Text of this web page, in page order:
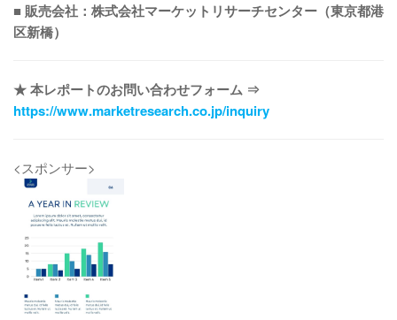
■ 販売会社：株式会社マーケットリサーチセンター（東京都港
区新橋）
★ 本レポートのお問い合わせフォーム ⇒
https://www.marketresearch.co.jp/inquiry
<スポンサー>